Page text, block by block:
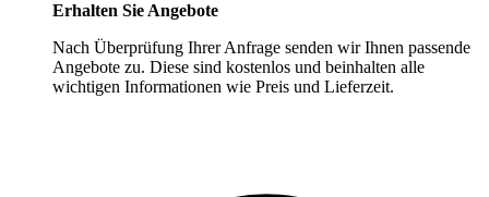
Erhalten Sie Angebote
Nach Überprüfung Ihrer Anfrage senden wir Ihnen passende
Angebote zu. Diese sind kostenlos und beinhalten alle
wichtigen Informationen wie Preis und Lieferzeit.